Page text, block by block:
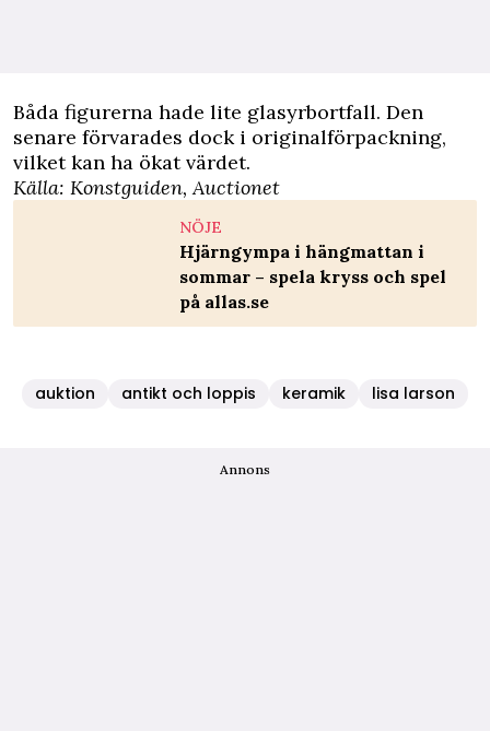
Båda figurerna hade lite glasyrbortfall. Den
senare förvarades dock i originalförpackning,
vilket kan ha ökat värdet.
Källa: Konstguiden,Auctionet
NÖJE
Hjärngympa i hängmattan i
sommar – spela kryss och spel
på allas.se
auktion antikt och loppis keramik lisa larson
Annons